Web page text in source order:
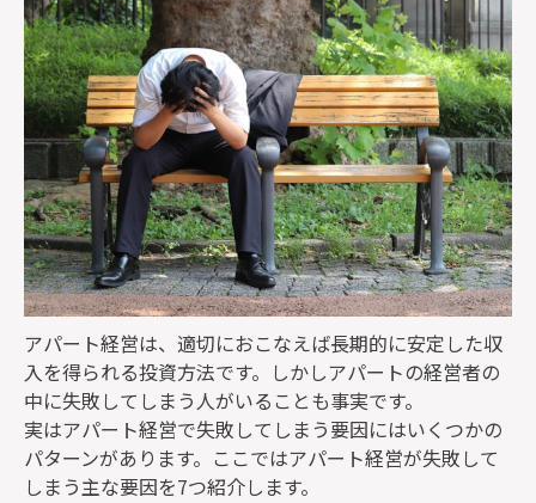
アパート経営は、適切におこなえば長期的に安定した収
入を得られる投資方法です。しかしアパートの経営者の
中に失敗してしまう人がいることも事実です。
実はアパート経営で失敗してしまう要因にはいくつかの
パターンがあります。ここではアパート経営が失敗して
しまう主な要因を7つ紹介します。